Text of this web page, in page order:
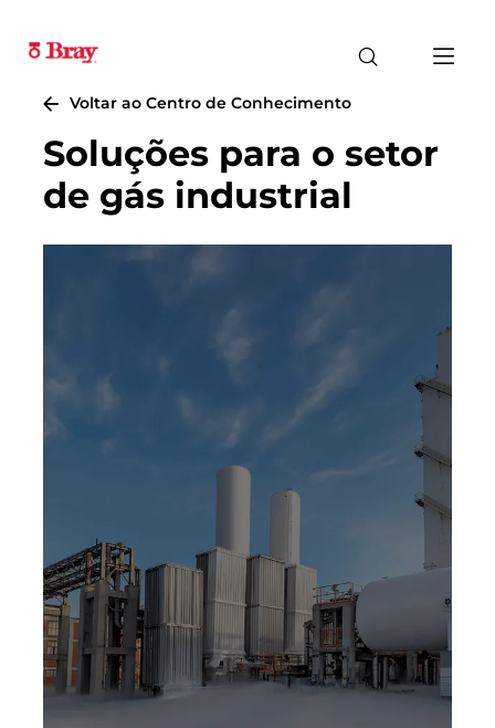
Voltar ao Centro de Conhecimento
Soluções para o setor
de gás industrial